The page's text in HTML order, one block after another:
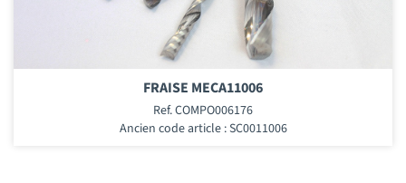
FRAISE MECA11006
Ref. COMPO006176
Ancien code article : SC0011006